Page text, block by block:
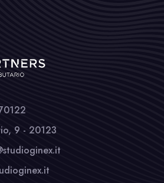
9 - 20123